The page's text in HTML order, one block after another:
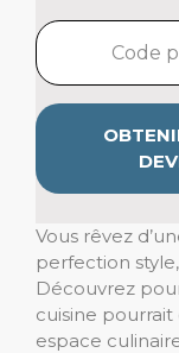
Vous rêvez
perfection
Découvrez
cuisine
espace